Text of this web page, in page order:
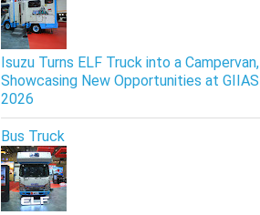
Isuzu Turns ELF Truck into a Campervan,
Showcasing New Opportunities at GIIAS
2026
Bus Truck